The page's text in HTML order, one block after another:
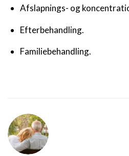
Afslapnings- og
Efterbehandling.
Familiebehandling.